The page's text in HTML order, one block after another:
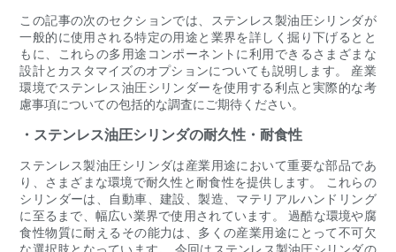
この記事の次のセクションでは、ステンレス製油圧シリンダが
一般的に使用される特定の用途と業界を詳しく掘り下げるとと
もに、これらの多用途コンポーネントに利用できるさまざまな
設計とカスタマイズのオプションについても説明します。 産業
環境でステンレス油圧シリンダーを使用する利点と実際的な考
慮事項についての包括的な調査にご期待ください。
・ステンレス油圧シリンダの耐久性・耐食性
ステンレス製油圧シリンダは産業用途において重要な部品であ
り、さまざまな環境で耐久性と耐食性を提供します。 これらの
シリンダーは、自動車、建設、製造、マテリアルハンドリング
に至るまで、幅広い業界で使用されています。 過酷な環境や腐
食性物質に耐えるその能力は、多くの産業用途にとって不可欠